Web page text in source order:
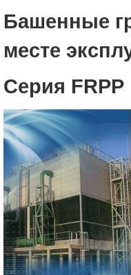
Башенные
месте
Серия FRPP